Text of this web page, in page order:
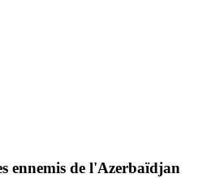
ennemis de l'Azerbaïdjan